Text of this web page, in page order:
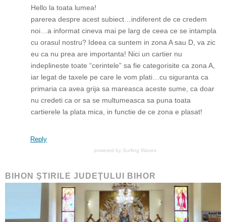
Hello la toata lumea!
parerea despre acest subiect…indiferent de ce credem
noi…a informat cineva mai pe larg de ceea ce se intampla
cu orasul nostru? Ideea ca suntem in zona A sau D, va zic
eu ca nu prea are importanta! Nici un cartier nu
indeplineste toate “cerintele” sa fie categorisite ca zona A,
iar legat de taxele pe care le vom plati…cu siguranta ca
primaria ca avea grija sa mareasca aceste sume, ca doar
nu credeti ca or sa se multumeasca sa puna toata
cartierele la plata mica, in functie de ce zona e plasat!
Reply
powered by Surfing Waves
BIHON ŞTIRILE JUDEŢULUI BIHOR